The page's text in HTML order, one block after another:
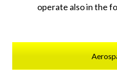
operate also in the